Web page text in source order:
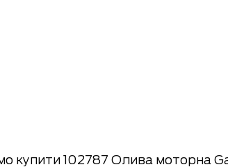
купити 102787 Олива моторна